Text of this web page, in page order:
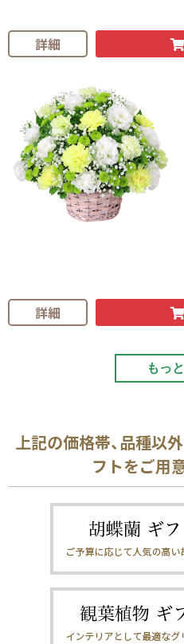
詳細
詳細
もっ
上記の価格帯、品種以
フトをご用